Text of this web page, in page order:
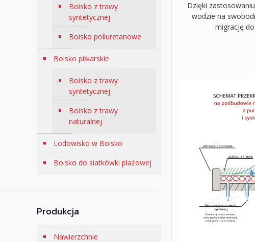
Dzięki
wodzie na
migrację
Boisko z trawy
syntetycznej
Boisko poliuretanowe
Boisko piłkarskie
Boisko z trawy
syntetycznej
Boisko z trawy
naturalnej
Lodowisko w Boisko
Boisko do siatkówki plażowej
Produkcja
Nawierzchnie